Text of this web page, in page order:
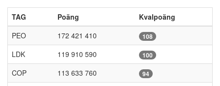
TAG Poäng
Kvalpoäng
PEO
172 421 410 108
LDK 119 910 590 100
COP 113 633 760 94